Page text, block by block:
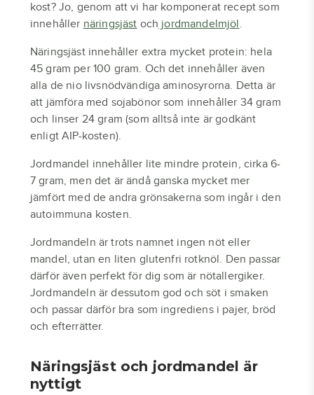
kost? Jo, genom att vi har komponerat recept som
innehåller näringsjäst och jordmandelmjöl.
Näringsjäst innehåller extra mycket protein: hela
45 gram per 100 gram. Och det innehåller även
alla de nio livsnödvändiga aminosyrorna. Detta är
att jämföra med sojabönor som innehåller 34 gram
och linser 24 gram (som alltså inte är godkänt
enligt AIP-kosten).
Jordmandel innehåller lite mindre protein, cirka 6-
7 gram, men det är ändå ganska mycket mer
jämfört med de andra grönsakerna som ingår i den
autoimmuna kosten.
Jordmandeln är trots namnet ingen nöt eller
mandel, utan en liten glutenfri rotknöl. Den passar
därför även perfekt för dig som är nötallergiker.
Jordmandeln är dessutom god och söt i smaken
och passar därför bra som ingrediens i pajer, bröd
och efterrätter.
Näringsjäst och jordmandel är
nyttigt